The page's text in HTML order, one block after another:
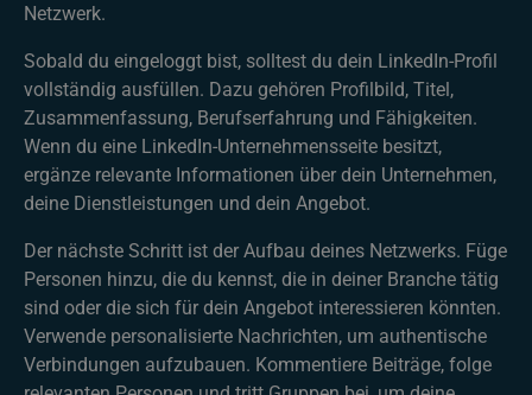
Netzwerk.
Sobald du eingeloggt bist, solltest du dein LinkedIn-Profil
vollständig ausfüllen. Dazu gehören Profilbild, Titel,
Zusammenfassung, Berufserfahrung und Fähigkeiten.
Wenn du eine LinkedIn-Unternehmensseite besitzt,
ergänze relevante Informationen über dein Unternehmen,
deine Dienstleistungen und dein Angebot.
Der nächste Schritt ist der Aufbau deines Netzwerks. Füge
Personen hinzu, die du kennst, die in deiner Branche tätig
sind oder die sich für dein Angebot interessieren könnten.
Verwende personalisierte Nachrichten, um authentische
Verbindungen aufzubauen. Kommentiere Beiträge, folge